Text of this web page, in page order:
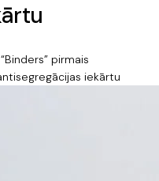
pirmais
iekārtu